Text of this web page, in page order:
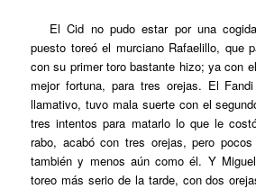
El Cid no pudo estar por una
puesto toreó el murciano Rafaelillo, que
con su primer toro bastante hizo; ya con
mejor fortuna, para tres orejas. El
llamativo, tuvo mala suerte con el
tres intentos para matarlo lo que le
rabo, acabó con tres orejas, pero
también y menos aún como él. Y
toreo más serio de la tarde, con dos